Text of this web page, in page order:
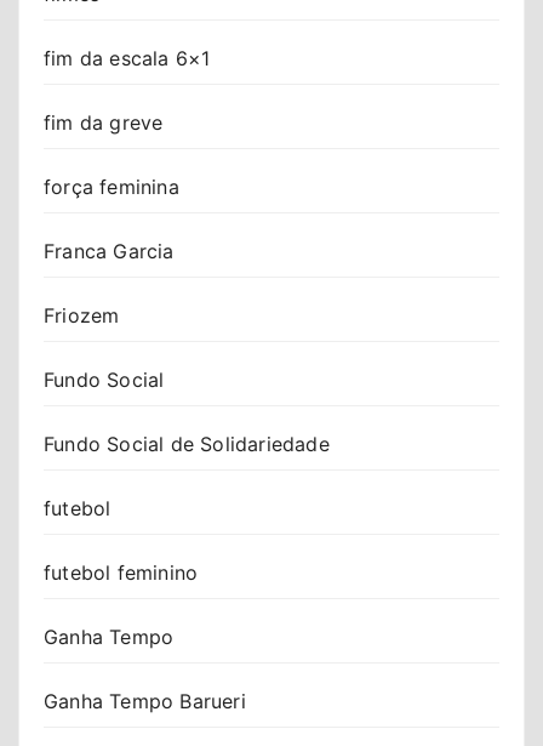
fim da escala 6×1
fim da greve
força feminina
Franca Garcia
Friozem
Fundo Social
Fundo Social de Solidariedade
futebol
futebol feminino
Ganha Tempo
Ganha Tempo Barueri